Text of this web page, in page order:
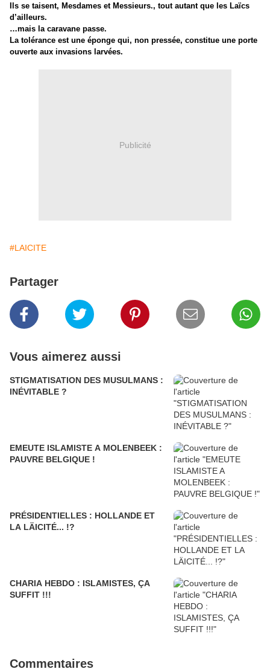
Ils se taisent, Mesdames et Messieurs., tout autant que les Laïcs
d’ailleurs.
…mais la caravane passe.
La tolérance est une éponge qui, non pressée, constitue une porte
ouverte aux invasions larvées.
Publicité
#LAICITE
Partager
Vous aimerez aussi
STIGMATISATION DES MUSULMANS :
INÉVITABLE ?
EMEUTE ISLAMISTE A MOLENBEEK :
PAUVRE BELGIQUE !
PRÉSIDENTIELLES : HOLLANDE ET
LA LÄICITÉ... !?
CHARIA HEBDO : ISLAMISTES, ÇA
SUFFIT !!!
Commentaires